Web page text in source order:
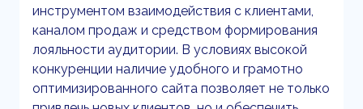
инструментом взаимодействия с клиентами,
каналом продаж и средством формирования
лояльности аудитории. В условиях высокой
конкуренции наличие удобного и грамотно
оптимизированного сайта позволяет не только